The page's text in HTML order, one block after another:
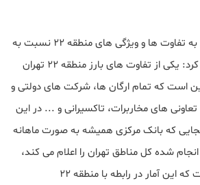
ایمان خدابخش با اشاره به تفاوت ها و ویژگی های منطقه ۲۲ نسبت به
سایر مناطق تهران اظهار کرد: یکی از تفاوت های بارز منطقه ۲۲ تهران
است که تمام ارگان ها، شرکت های دولتی و
های مخاربرات، تاکسیرانی و ... در این
که بانک مرکزی همیشه به صورت ماهانه
شده کل مناطق تهران را اعلام می کند،
نکته قابل توجه این است که این آمار در رابطه با منطقه ۲۲